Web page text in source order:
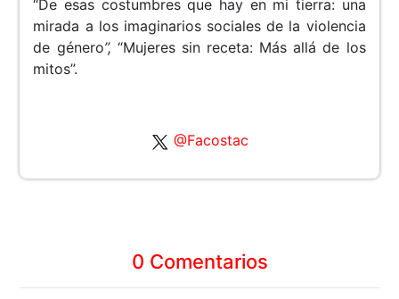
“De esas costumbres que hay en mi tierra: una
mirada a los imaginarios sociales de la violencia
de género”, “Mujeres sin receta: Más allá de los
mitos”.
@Facostac
0 Comentarios